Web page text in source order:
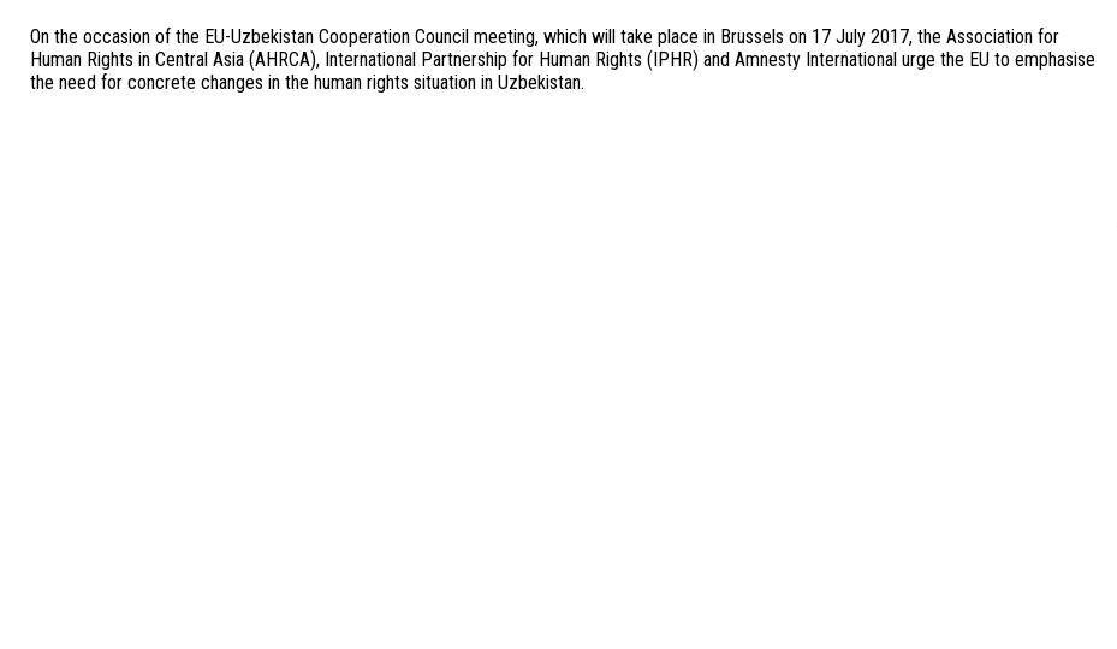
On the occasion of the EU-Uzbekistan Cooperation Council meeting, which will take place in Brussels on 17 July 2017, the Association for
Human Rights in Central Asia (AHRCA), International Partnership for Human Rights (IPHR) and Amnesty International urge the EU to emphasise
the need for concrete changes in the human rights situation in Uzbekistan.